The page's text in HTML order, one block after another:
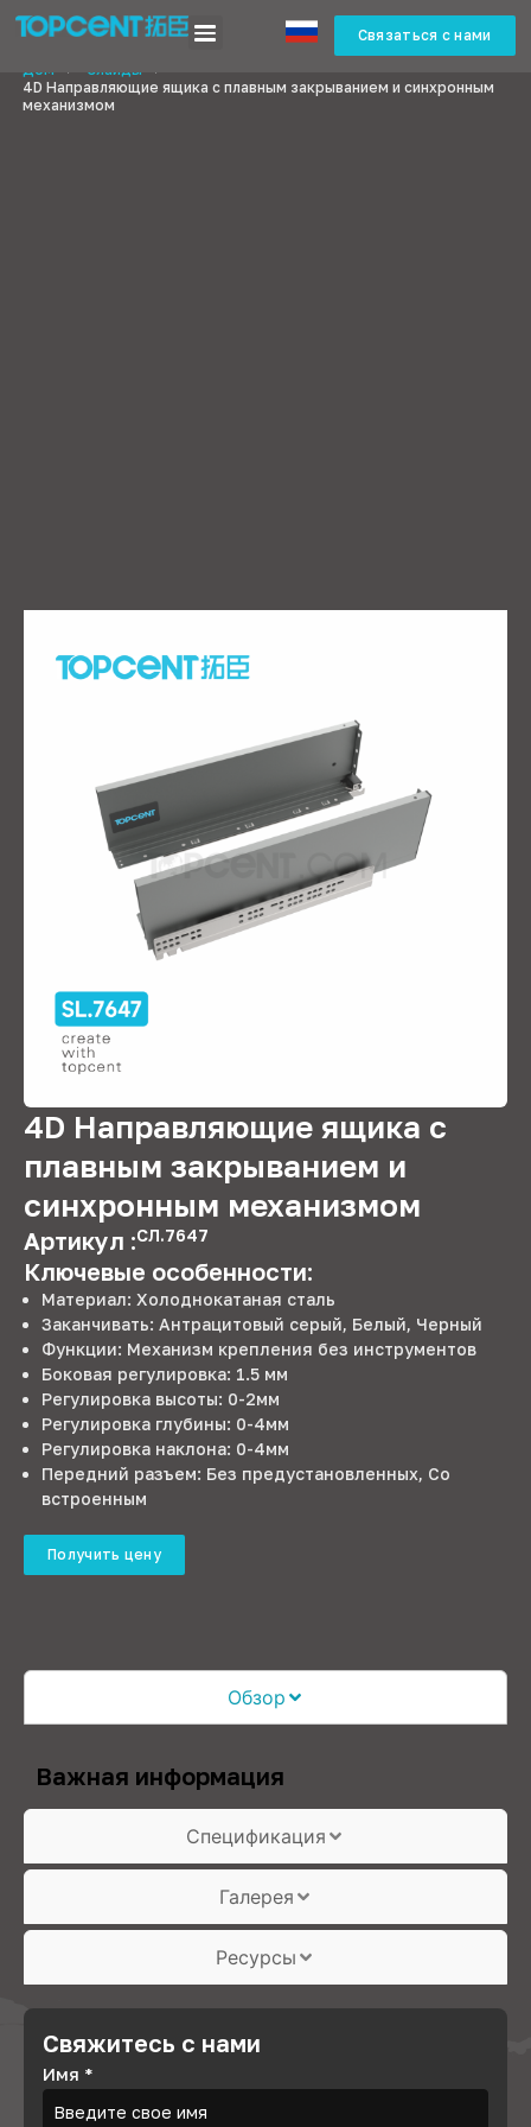
Связаться с нами
Дом
> Слайды
>
4D Направляющие ящика с плавным закрыванием и синхронным
механизмом
4D Направляющие ящика с
плавным закрыванием и
синхронным механизмом
Артикул :СЛ.7647
Ключевые особенности:
Материал: Холоднокатаная сталь
Заканчивать: Антрацитовый серый, Белый, Черный
Функции: Механизм крепления без инструментов
Боковая регулировка: 1.5 мм
Регулировка высоты: 0-2мм
Регулировка глубины: 0-4мм
Регулировка наклона: 0-4мм
Передний разъем: Без предустановленных, Со
встроенным
Получить цену
Обзор
Спецификация
Галерея
Ресурсы
Важная информация
Свяжитесь с нами
Имя *